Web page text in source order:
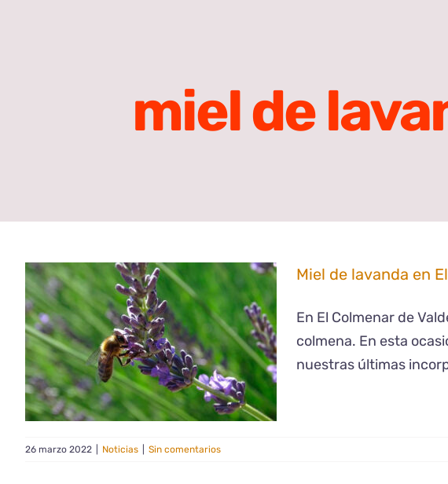
miel de
Miel de lavanda en
En El Colmenar de
colmena. En esta
nuestras últimas
26 marzo 2022 Noticias Sin comentarios